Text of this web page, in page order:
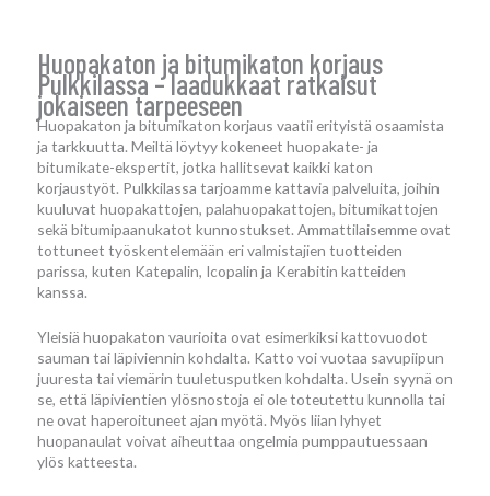
Huopakaton ja bitumikaton korjaus
Pulkkilassa – laadukkaat ratkaisut
jokaiseen tarpeeseen
Huopakaton ja bitumikaton korjaus vaatii erityistä osaamista
ja tarkkuutta. Meiltä löytyy kokeneet huopakate- ja
bitumikate-ekspertit, jotka hallitsevat kaikki katon
korjaustyöt. Pulkkilassa tarjoamme kattavia palveluita, joihin
kuuluvat huopakattojen, palahuopakattojen, bitumikattojen
sekä bitumipaanukatot kunnostukset. Ammattilaisemme ovat
tottuneet työskentelemään eri valmistajien tuotteiden
parissa, kuten Katepalin, Icopalin ja Kerabitin katteiden
kanssa.
Yleisiä huopakaton vaurioita ovat esimerkiksi kattovuodot
sauman tai läpiviennin kohdalta. Katto voi vuotaa savupiipun
juuresta tai viemärin tuuletusputken kohdalta. Usein syynä on
se, että läpivientien ylösnostoja ei ole toteutettu kunnolla tai
ne ovat haperoituneet ajan myötä. Myös liian lyhyet
huopanaulat voivat aiheuttaa ongelmia pumppautuessaan
ylös katteesta.